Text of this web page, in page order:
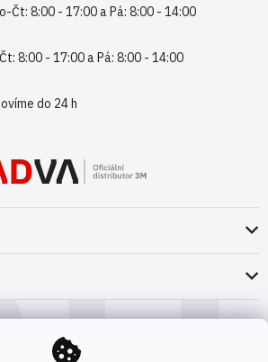
Čt: 8:00 - 17:00 a Pá: 8:00 - 14:00
8:00 - 17:00 a Pá: 8:00 - 14:00
do 24 h
fyzické osoby